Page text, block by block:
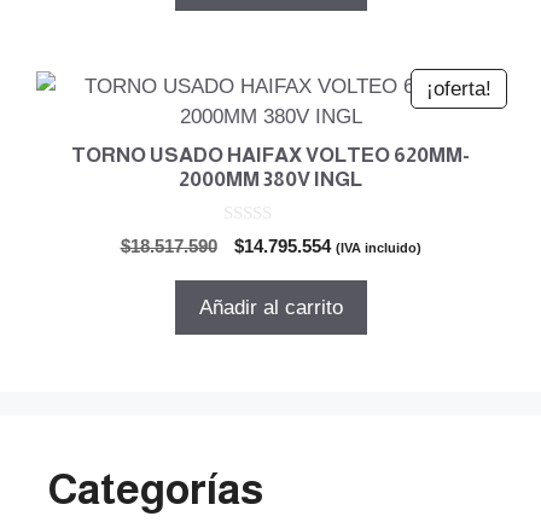
¡oferta!
TORNO USADO HAIFAX VOLTEO 620MM-
2000MM 380V INGL
$18.517.590
El
original
$14.795.554El(IVA incluido)
Añadir al carrito
Categorías